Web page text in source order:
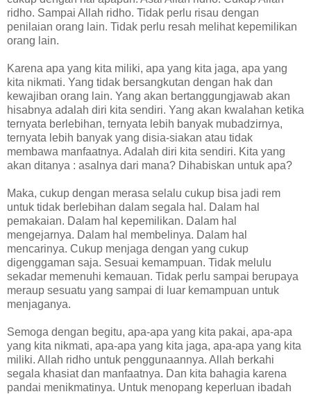
ridho. Sampai Allah ridho. Tidak perlu risau dengan
penilaian orang lain. Tidak perlu resah melihat kepemilikan
orang lain.
Karena apa yang kita miliki, apa yang kita jaga, apa yang
kita nikmati. Yang tidak bersangkutan dengan hak dan
kewajiban orang lain. Yang akan bertanggungjawab akan
hisabnya adalah diri kita sendiri. Yang akan kwalahan ketika
ternyata berlebihan, ternyata lebih banyak mubadzirnya,
ternyata lebih banyak yang disia-siakan atau tidak
membawa manfaatnya. Adalah diri kita sendiri. Kita yang
akan ditanya : asalnya dari mana? Dihabiskan untuk apa?
Maka, cukup dengan merasa selalu cukup bisa jadi rem
untuk tidak berlebihan dalam segala hal. Dalam hal
pemakaian. Dalam hal kepemilikan. Dalam hal
mengejarnya. Dalam hal membelinya. Dalam hal
mencarinya. Cukup menjaga dengan yang cukup
digenggaman saja. Sesuai kemampuan. Tidak melulu
sekadar memenuhi kemauan. Tidak perlu sampai berupaya
meraup sesuatu yang sampai di luar kemampuan untuk
menjaganya.
Semoga dengan begitu, apa-apa yang kita pakai, apa-apa
yang kita nikmati, apa-apa yang kita jaga, apa-apa yang kita
miliki. Allah ridho untuk penggunaannya. Allah berkahi
segala khasiat dan manfaatnya. Dan kita bahagia karena
pandai menikmatinya. Untuk menopang keperluan ibadah